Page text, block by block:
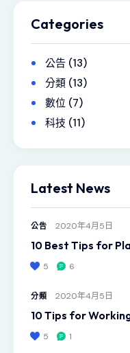
Categories
公告 (13)
分類 (13)
數位 (7)
科技 (11)
Latest News
公告 2020年4月5日
10 Best Tips for
5 6
分類 2020年4月5日
10 Tips for
5 1